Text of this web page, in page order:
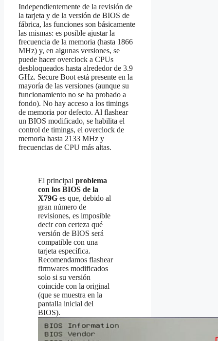
Independientemente de la revisión de
la tarjeta y de la versión de BIOS de
fábrica, las funciones son básicamente
las mismas: es posible ajustar la
frecuencia de la memoria (hasta 1866
MHz) y, en algunas versiones, se
puede hacer overclock a CPUs
desbloqueados hasta alrededor de 3.9
GHz. Secure Boot está presente en la
mayoría de las versiones (aunque su
funcionamiento no se ha probado a
fondo). No hay acceso a los timings
de memoria por defecto. Al flashear
un BIOS modificado, se habilita el
control de timings, el overclock de
memoria hasta 2133 MHz y
frecuencias de CPU más altas.
El principal problema
con los BIOS de la
X79G es que, debido al
gran número de
revisiones, es imposible
decir con certeza qué
versión de BIOS será
compatible con una
tarjeta específica.
Recomendamos flashear
firmwares modificados
solo si su versión
coincide con la original
(que se muestra en la
pantalla inicial del
BIOS).